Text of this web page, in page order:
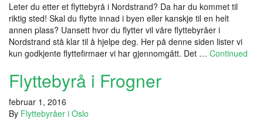
Leter du etter et flyttebyrå i Nordstrand? Da har du kommet til
riktig sted! Skal du flytte innad i byen eller kanskje til en helt
annen plass? Uansett hvor du flytter vil våre flyttebyråer i
Nordstrand stå klar til å hjelpe deg. Her på denne siden lister vi
kun godkjente flyttefirmaer vi har gjennomgått. Det … Continued
Flyttebyrå i Frogner
februar 1, 2016
By Flyttebyråer i Oslo